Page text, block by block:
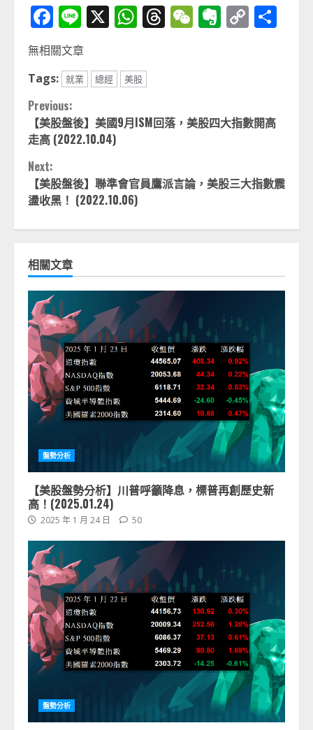
Facebook
Line
X WhatsApp
Threads
WeChat
Evernote
Copy
Link
無相關文章
Tags: 就業 總經 美股
Continue
Reading
Previous:
【美股盤後】美國9月ISM回落，美股四大指數開高
走高 (2022.10.04)
Next:
【美股盤後】聯準會官員鷹派言論，美股三大指數震
盪收黑！ (2022.10.06)
相關文章
盤勢分析
【美股盤勢分析】川普呼籲降息，標普再創歷史新
高！(2025.01.24)
2025 年 1 月 24 日 50
盤勢分析